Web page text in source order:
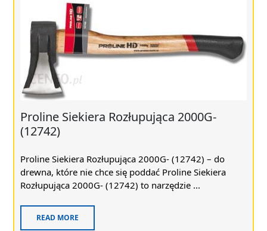
Proline Siekiera Rozłupująca 2000G-
(12742)
Proline Siekiera Rozłupująca 2000G- (12742) – do
drewna, które nie chce się poddać Proline Siekiera
Rozłupująca 2000G- (12742) to narzędzie ...
READ MORE